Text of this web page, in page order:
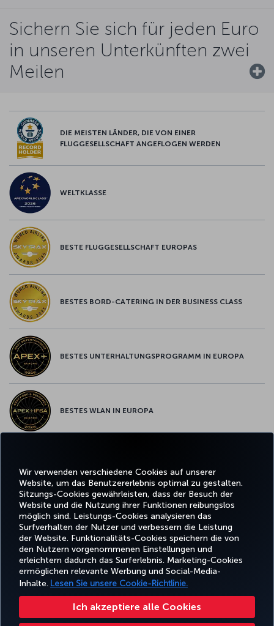
Wir verwenden verschiedene Cookies auf unserer
Website, um das Benutzererlebnis optimal zu gestalten.
Sitzungs-Cookies gewährleisten, dass der Besuch der
Website und die Nutzung ihrer Funktionen reibungslos
möglich sind. Leistungs-Cookies analysieren das
Surfverhalten der Nutzer und verbessern die Leistung
der Website. Funktionalitäts-Cookies speichern die von
den Nutzern vorgenommenen Einstellungen und
erleichtern dadurch das Surferlebnis. Marketing-Cookies
ermöglichen relevante Werbung und Social-Media-
Inhalte. Lesen Sie unsere Cookie-Richtlinie.
Ich akzeptiere alle Cookies
Sichern Sie sich für jeden Euro
in unseren Unterkünften zwei
Meilen
DIE MEISTEN LÄNDER, DIE VON EINER
FLUGGESELLSCHAFT ANGEFLOGEN WERDEN
WELTKLASSE
BESTE FLUGGESELLSCHAFT EUROPAS
BESTES BORD-CATERING IN DER BUSINESS CLASS
BESTES UNTERHALTUNGSPROGRAMM IN EUROPA
BESTES WLAN IN EUROPA
Facebook
TwitterInstagram
YouTubeLinkedIn
TikTokBlog
BUCHEN
UND
VERWALTEN
ERLEBNIS
ANGEBOTE
UND
REISEZIELE
HILFE
TURKISH
AIRLINES
HOLIDAYS
Barrierefreiheit Impressum Datenschutz- und Cookie-Richtlinie Rechtliche Hinweise
Fluggastrechte Cookie-Einstellungen ändern
49 69 86 799 849
Turkish Airlines Copyright © 1996–2025 Die Turkish Airlines Miles&Smiles Mastercard Gold Kreditkarte wird von der Advanzia